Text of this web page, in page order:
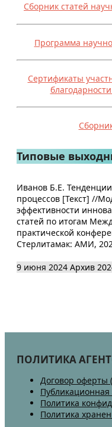
Сборник статей
Программа
Сертификаты
Типовые
Иванов Б.Е.
процессов [Текст] //
эффективности
статей по итогам
практической
Стерлитамак: АМИ,
9 июня 2024 Архив
ПОЛИТИКА
Договор оферты
Публикационная
Политика
Политика